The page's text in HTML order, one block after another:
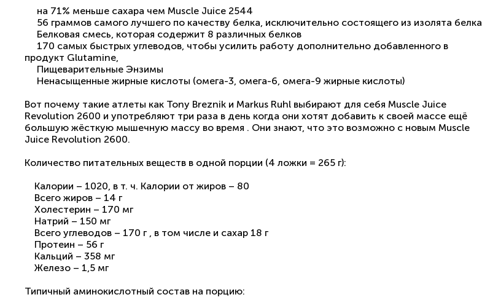
на 71% меньше сахара чем Muscle Juice 2544
56 граммов самого лучшего по качеству белка, исключительно состоящего из изолята белка
Белковая смесь, которая содержит 8 различных белков
170 самых быстрых углеводов, чтобы усилить работу дополнительно добавленного в
продукт Glutamine,
Пищеварительные Энзимы
Ненасыщенные жирные кислоты (омега-3, омега-6, омега-9 жирные кислоты)
Вот почему такие атлеты как Tony Breznik и Markus Ruhl выбирают для себя Muscle Juice
Revolution 2600 и употребляют три раза в день когда они хотят добавить к своей массе ещё
большую жёсткую мышечную массу во время . Они знают, что это возможно с новым Muscle
Juice Revolution 2600.
Количество питательных веществ в одной порции (4 ложки = 265 г):
Калории – 1020, в т. ч. Калории от жиров – 80
Всего жиров – 14 г
Холестерин – 170 мг
Натрий – 150 мг
Всего углеводов – 170 г , в том числе и сахар 18 г
Протеин – 56 г
Кальций – 358 мг
Железо – 1,5 мг
Типичный аминокислотный состав на порцию: